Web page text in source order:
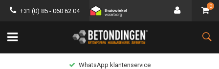
+31 (0) 85 - 060 62 04
0
WhatsApp klantenservice